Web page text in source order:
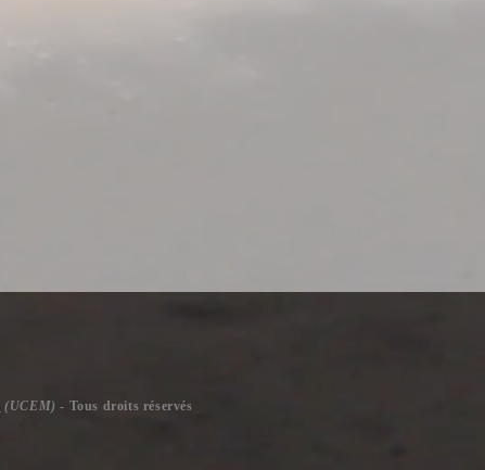
(UCEM) - Tous droits réservés